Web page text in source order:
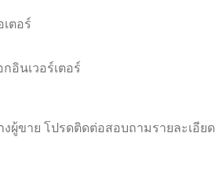
ตอร์
อินเวอร์เตอร์
ผู้ขาย โปรดติดต่อสอบถามรายละเอียด